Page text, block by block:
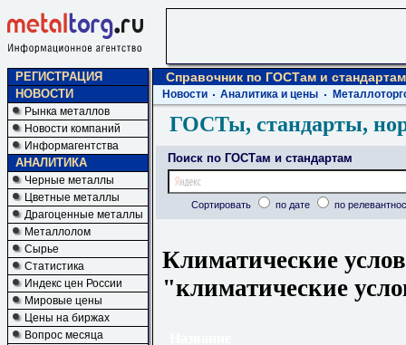
РЕГИСТРАЦИЯ
НОВОСТИ
Рынка металлов
Новости компаний
Информагентства
АНАЛИТИКА
Черные металлы
Цветные металлы
Драгоценные металлы
Металлолом
Сырье
Статистика
Индекс цен России
Мировые цены
Цены на биржах
Вопрос месяца
Справочник по ГОСТам и стандартам
Новости Аналитика и цены
ГОСТы, стандарты,
Поиск по ГОСТам и стандартам
Сортировать по дате по
Климатические
"климатические